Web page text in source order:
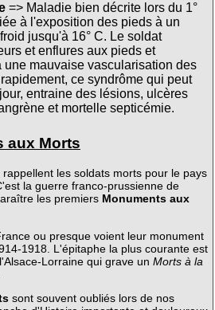
=> Maladie bien décrite lors du 1°
à l'exposition des pieds à un
jusqu'à 16° C. Le soldat
et enflures aux pieds et
une mauvaise vascularisation des
ce syndrôme qui peut
entraine des lésions, ulcères
et mortelle septicémie.
aux Morts
rappellent les soldats morts pour le pays
la guerre franco-prussienne de
les premiers Monuments aux
ou presque voient leur monument
1918. L'épitaphe la plus courante est
Lorraine qui grave un Morts à la
sont souvent oubliés lors de nos